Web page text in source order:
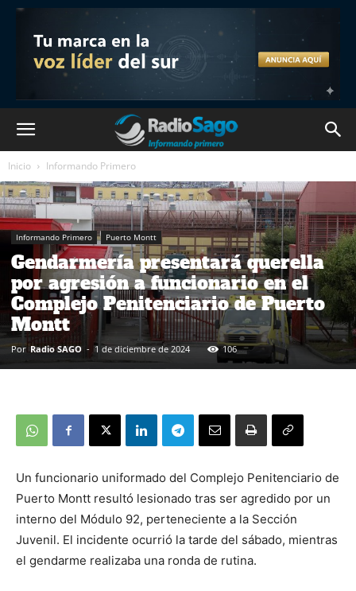
Inicio Informando Primero
Informando Primero Puerto Montt
Gendarmería presentará querella
por agresión a funcionario en el
Complejo Penitenciario de Puerto
Montt
Por Radio SAGO - 1 de diciembre de 2024 106
Un funcionario uniformado del Complejo Penitenciario de
Puerto Montt resultó lesionado tras ser agredido por un
interno del Módulo 92, perteneciente a la Sección
Juvenil. El incidente ocurrió la tarde del sábado, mientras
el gendarme realizaba una ronda de rutina.